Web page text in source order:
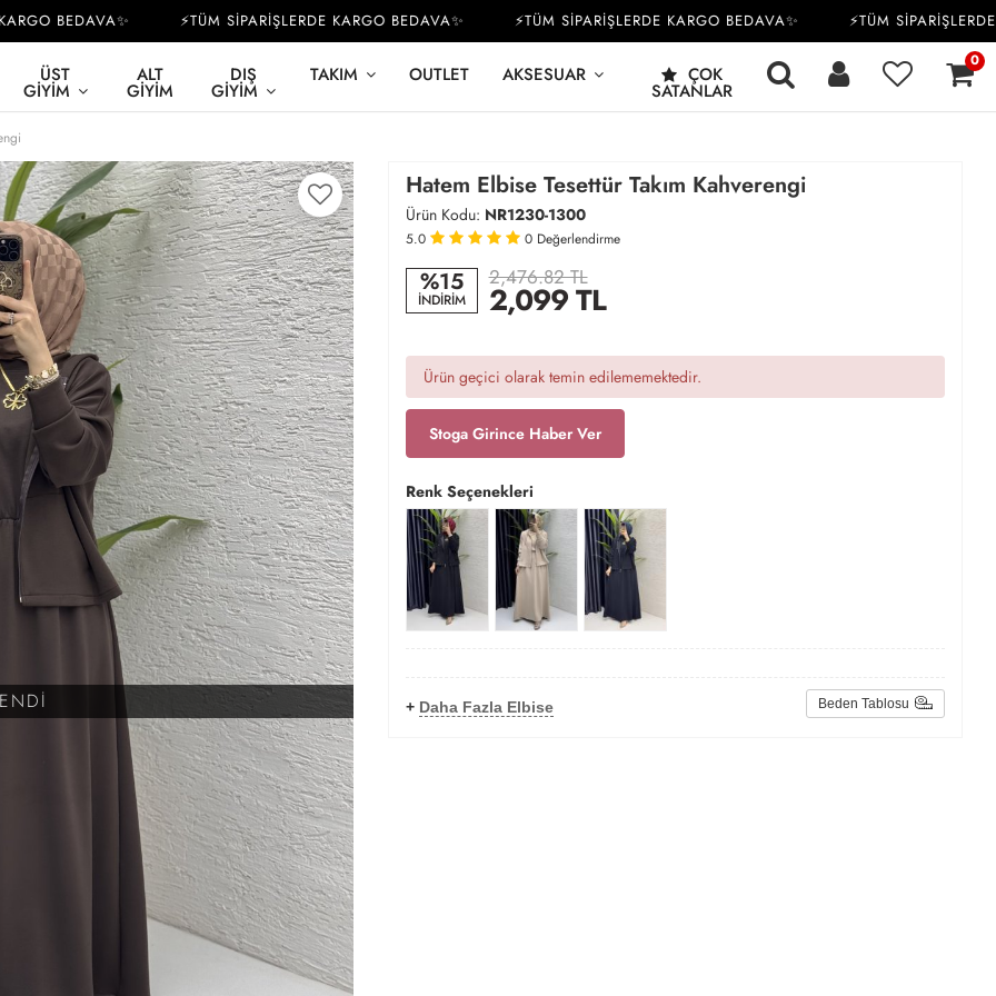
BEDAVA✨ ⚡TÜM SİPARİŞLERDE KARGO BEDAVA✨ ⚡TÜM SİPARİŞLERDE KARGO BEDAVA✨ ⚡TÜM SİPARİŞLERDE
ÜST
GIYIM
ALT
GIYIM
DIŞ
GIYIM
TAKIM OUTLET AKSESUAR ÇOK
SATANLAR
0
Hatem Elbise Tesettür Takım Kahverengi
Ürün Kodu: NR1230-1300
5.0 0 Değerlendirme
%15
İNDİRİM
2,476.82 TL
2,099TL
Ürün geçici olarak temin edilememektedir.
Stoga Girince Haber Ver
Renk Seçenekleri
+ Daha Fazla Elbise Beden Tablosu